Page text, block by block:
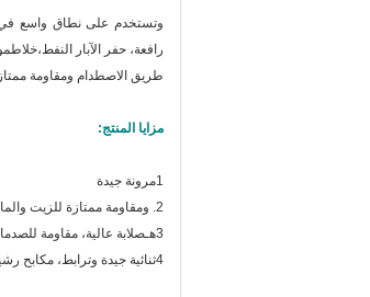
وتستخدم على نطاق واسع في
رافعة، حفر الآبار
طريق الاصطدام ومقاومة
مزايا المنتج:
1مرونة جيدة
2. و
مقاومة ممتازة للزيت
3هـ
صلابة عالية، مقاومة
4ثنائية جيدة وترابط، مكابح رشيقة